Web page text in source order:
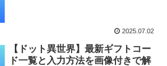
2025.07.02
【ドット異世界】最新ギフトコー
ド一覧と入力方法を画像付きで解